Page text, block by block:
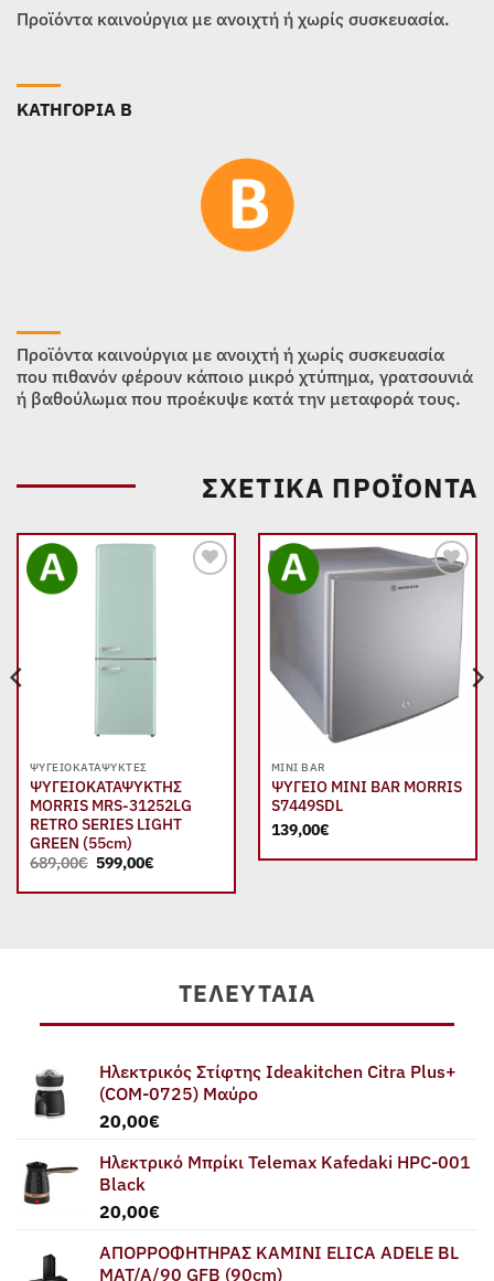
Προϊόντα καινούργια με ανοιχτή ή χωρίς συσκευασία.
ΚΑΤΗΓΟΡΙΑ B
Προϊόντα καινούργια με ανοιχτή ή χωρίς συσκευασία
που πιθανόν φέρουν κάποιο μικρό χτύπημα, γρατσουνιά
ή βαθούλωμα που προέκυψε κατά την μεταφορά τους.
ΣΧΕΤΙΚΆ ΠΡΟΪΌΝΤΑ
ΨΥΓΕΙΟΚΑΤΑΨΎΚΤΕΣ
ΨΥΓΕΙΟΚΑΤΑΨΥΚΤΗΣ
MORRIS MRS-31252LG
RETRO SERIES LIGHT
GREEN (55cm)
689,00€ Original
price
was:
599,00€Η
τιμή
MINI BAR
ΨΥΓΕΙΟ MINI BAR MORRIS
S7449SDL
139,00€
ΤΕΛΕΥΤΑΊΑ
Ηλεκτρικός Στίφτης Ideakitchen Citra Plus+
(COM-0725) Μαύρο
20,00€
Ηλεκτρικό Μπρίκι Telemax Kafedaki HPC-001
Black
20,00€
ΑΠΟΡΡΟΦΗΤΗΡΑΣ ΚΑΜΙΝΙ ELICA ADELE BL
MAT/A/90 GFB (90cm)